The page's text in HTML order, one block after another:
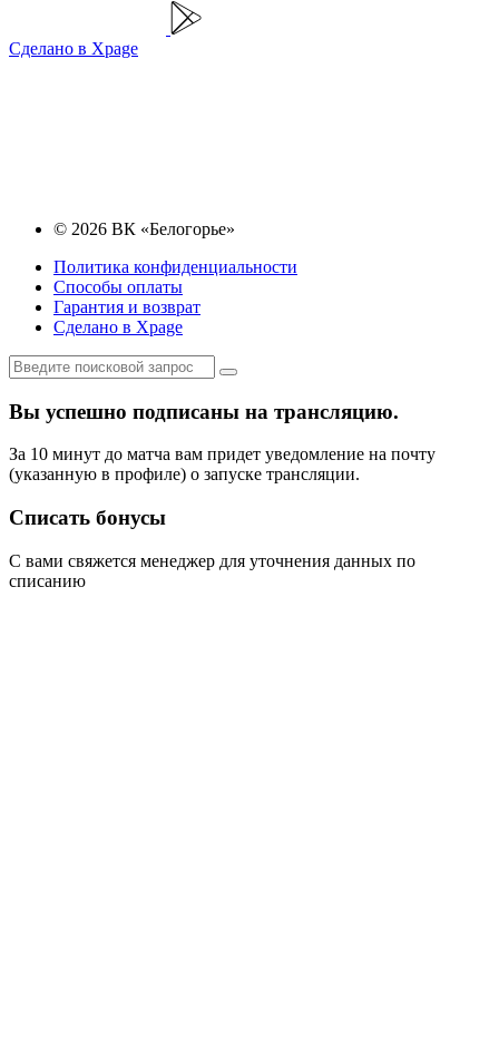
Сделано в Xpage
© 2026 ВК «Белогорье»
Политика конфиденциальности
Способы оплаты
Гарантия и возврат
Сделано в Xpage
Вы успешно подписаны на трансляцию.
За 10 минут до матча вам придет уведомление на почту
(указанную в профиле) о запуске трансляции.
Списать бонусы
С вами свяжется менеджер для уточнения данных по
списанию